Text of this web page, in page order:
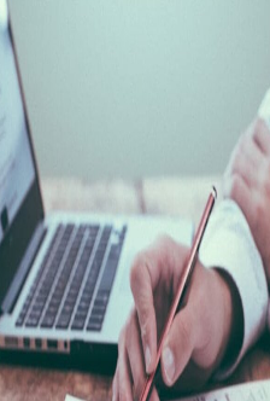
Consulente Fiscale,
Lavoro, Finanza Agevolata